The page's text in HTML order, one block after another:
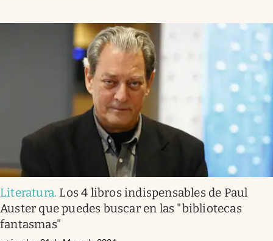
Literatura. Los 4 libros indispensables de Paul
Auster que puedes buscar en las "bibliotecas
fantasmas"